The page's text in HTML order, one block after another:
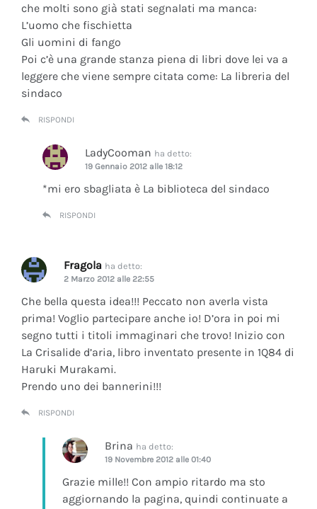
che molti sono già stati segnalati ma manca:
L’uomo che fischietta
Gli uomini di fango
Poi c’è una grande stanza piena di libri dove lei va a
leggere che viene sempre citata come: La libreria del
sindaco
RISPONDI
LadyCooman ha detto:
19 Gennaio 2012 alle 18:12
*mi ero sbagliata è La biblioteca del sindaco
RISPONDI
Fragola ha detto:
2 Marzo 2012 alle 22:55
Che bella questa idea!!! Peccato non averla vista
prima! Voglio partecipare anche io! D’ora in poi mi
segno tutti i titoli immaginari che trovo! Inizio con
La Crisalide d’aria, libro inventato presente in 1Q84 di
Haruki Murakami.
Prendo uno dei bannerini!!!
RISPONDI
Brina ha detto:
19 Novembre 2012 alle 01:40
Grazie mille!! Con ampio ritardo ma sto
aggiornando la pagina, quindi continuate a